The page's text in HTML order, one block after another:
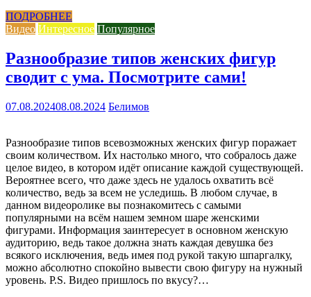
ПОДРОБНЕЕ
Видео Интересное Популярное
Разнообразие типов женских фигур
сводит с ума. Посмотрите сами!
07.08.202408.08.2024 Белимов
Разнообразие типов всевозможных женских фигур поражает
своим количеством. Их настолько много, что собралось даже
целое видео, в котором идёт описание каждой существующей.
Вероятнее всего, что даже здесь не удалось охватить всё
количество, ведь за всем не уследишь. В любом случае, в
данном видеоролике вы познакомитесь с самыми
популярными на всём нашем земном шаре женскими
фигурами. Информация заинтересует в основном женскую
аудиторию, ведь такое должна знать каждая девушка без
всякого исключения, ведь имея под рукой такую шпаргалку,
можно абсолютно спокойно вывести свою фигуру на нужный
уровень. P.S. Видео пришлось по вкусу?…